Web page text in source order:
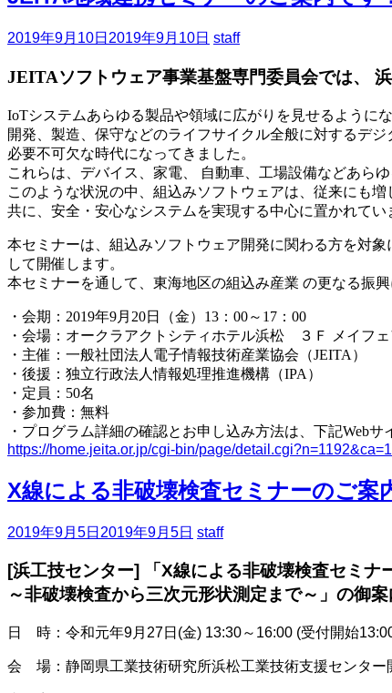
2019年9月10日 2019年9月10日 staff
JEITAソフトウェア事業基盤専門委員会では、
IoTシステムあらゆる製品や領域に広がりを見せるように
開発、製造、保守などのライフサイクル全般に対するデ
必要不可欠な時代になってきました。
これらは、デバイス、家電、 自動車、工場設備などあら
このような状況の中、組込みソフトウェアは、従来にも
共に、安全・安心なシステムを実現する中心に置かれてい
本セミナーは、組込みソフトウェア開発に関わる方を対
して開催します。
本セミナーを通して、東海地区の組込み産業 の更なる振
・会期：2019年9月20日（金）13：00～17：00
・会場：オークラアクトシティホテル浜松 ３Ｆ メイフ
・主催：一般社団法人電子情報技術産業協会（JEITA）
・後援：独立行政法人情報処理推進機構（IPA）
・定員：50名
・参加費：無料
・プログラム詳細の確認とお申し込み方法は、下記Webサ
https://home.jeita.or.jp/cgi-bin/page/detail.cgi?n=1192&ca=1
X線による非破壊検査セミナーのご案
2019年9月5日 2019年9月5日 staff
[浜工技センター] 「X線による非破壊検査セミナ
～非破壊検査から三次元形状測定まで～」の御案
日 時：令和元年9月27日(金) 13:30～16:00 (受付開始
会 場：静岡県工業技術研究所浜松工業技術支援センター